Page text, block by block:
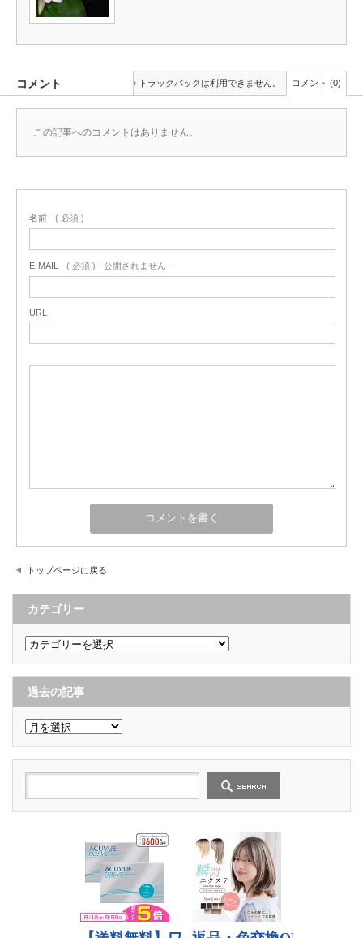
コメント トラックバックは利用できません。 コメント (0)
この記事へのコメントはありません。
名前 ( 必須 )
E-MAIL ( 必須 ) - 公開されません -
URL
トップページに戻る
カテゴリー
カ
テ
ゴ
リ
ー
過去の記事
過
去
の
記
事